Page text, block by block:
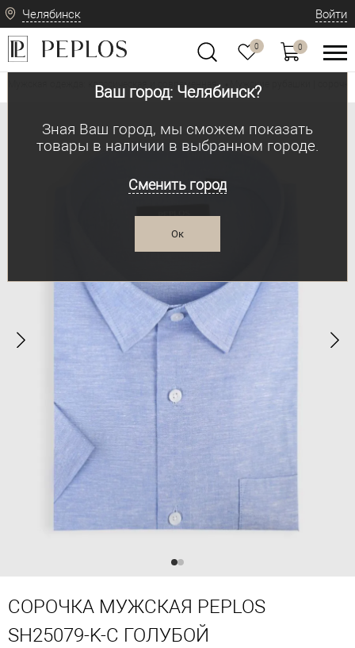
Челябинск
Ваш город: Челябинск?
Зная Ваш город, мы сможем показать
товары в наличии в выбранном городе.
Сменить город
Ок
Войти
0 0
Мужская одежда: классическая и современная Мужские рубашки | сорочки
СОРОЧКА МУЖСКАЯ PEPLOS
SH25079-K-C ГОЛУБОЙ